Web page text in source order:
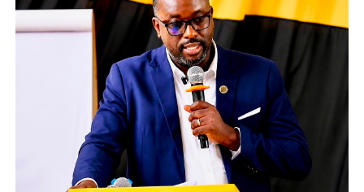
BALOZI MBAROUK ASEMA ITALIA INA NAFASI KUBWA
VIJANA TUJITOKEZE KUITETEA SERIKALI DHIDI YA
WAZIRI DKT. GWAJIMA AMKABIDHI BAJAJI MPYA PIUS
NISHATI MBADALA 'RAFIKI BRIQUETTES' YAFUNGUA
TBA YAFUNGUA FURSA MPYA ZA UWEKEZAJI KATIKA